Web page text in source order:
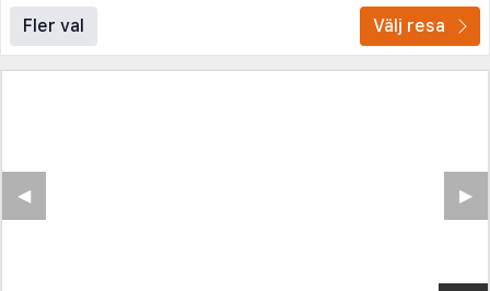
Fler val Välj resa
▶︎
◀︎